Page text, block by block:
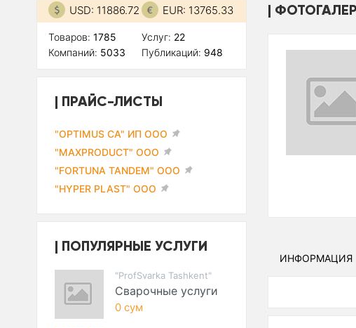
ИНФОРМАЦИЯ
USD: 11886.72 EUR: 13765.33
Товаров: 1785
Компаний: 5033
Услуг: 22
Публикаций: 948
ПРАЙС-ЛИСТЫ
"OPTIMUS CA" ИП ООО
"MAXPRODUCT" ООО
"FORTUNA TANDEM" ООО
"HYPER PLAST" ООО
ПОПУЛЯРНЫЕ УСЛУГИ
"ProfSvarka Tashkent"
Сварочные услуги
0 сум